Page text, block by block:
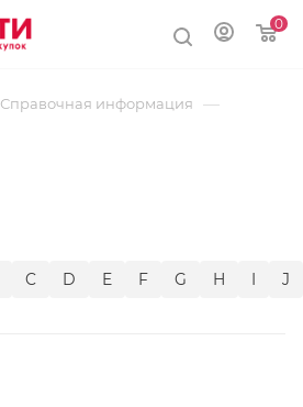
0
Справочная информация —
C D E F G H I J